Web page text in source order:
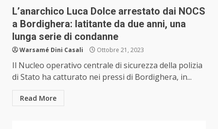
L’anarchico Luca Dolce arrestato dai NOCS
a Bordighera: latitante da due anni, una
lunga serie di condanne
Warsamé Dini Casali Ottobre 21, 2023
Il Nucleo operativo centrale di sicurezza della polizia
di Stato ha catturato nei pressi di Bordighera, in...
Read More